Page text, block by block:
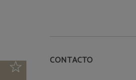
CONTACTO